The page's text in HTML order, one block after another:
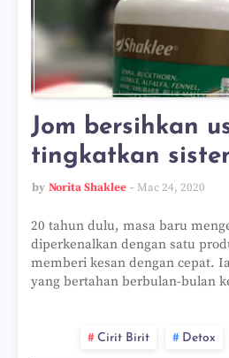
Jom bersihkan
tingkatkan
by Norita Shaklee Mac 24, 2020
20 tahun dulu, masa baru
diperkenalkan dengan satu
memberi kesan dengan cepat.
yang bertahan berbulan-bulan
Cirit Birit Detox